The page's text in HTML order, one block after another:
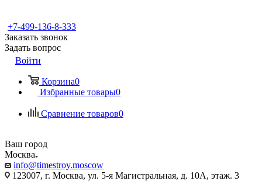
+7-499-136-8-333
Заказать звонок
Задать вопрос
Войти
Корзина0
Избранные товары0
Сравнение товаров0
Ваш город
Москва
info@timestroy.moscow
123007, г. Москва, ул. 5-я Магистральная, д. 10А, этаж. 3